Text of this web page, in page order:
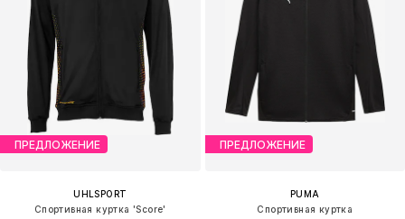
ПРЕДЛОЖЕНИЕ
UHLSPORT
Спортивная куртка 'Score'
ПРЕДЛОЖЕНИЕ
PUMA
Спортивная куртка